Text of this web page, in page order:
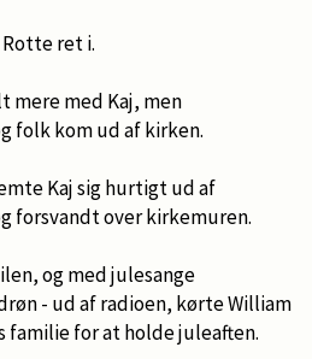
ret i.
mere med Kaj, men
folk kom ud af kirken.
Kaj sig hurtigt ud af
forsvandt over kirkemuren.
og med julesange
- ud af radioen, kørte William
familie for at holde juleaften.